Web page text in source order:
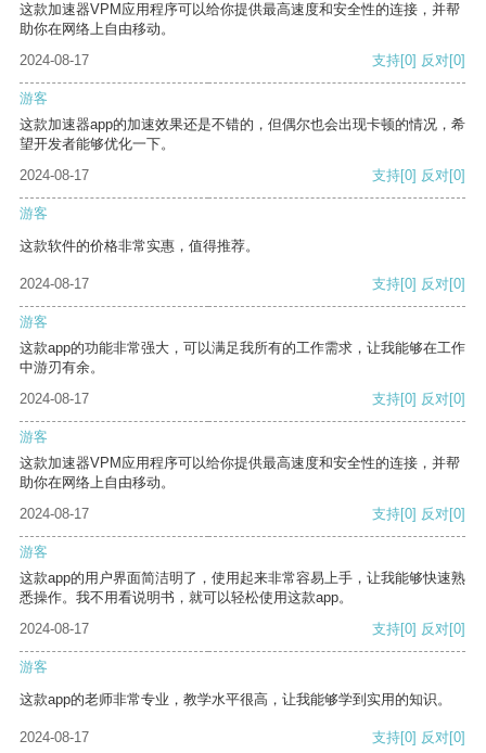
这款加速器VPM应用程序可以给你提供最高速度和安全性的连接，并帮
助你在网络上自由移动。
2024-08-17
支持[0] 反对[0]
游客
这款加速器app的加速效果还是不错的，但偶尔也会出现卡顿的情况，希
望开发者能够优化一下。
2024-08-17
支持[0] 反对[0]
游客
这款软件的价格非常实惠，值得推荐。
2024-08-17 支持[0] 反对[0]
游客
这款app的功能非常强大，可以满足我所有的工作需求，让我能够在工作
中游刃有余。
2024-08-17
支持[0] 反对[0]
游客
这款加速器VPM应用程序可以给你提供最高速度和安全性的连接，并帮
助你在网络上自由移动。
2024-08-17
支持[0] 反对[0]
游客
这款app的用户界面简洁明了，使用起来非常容易上手，让我能够快速熟
悉操作。我不用看说明书，就可以轻松使用这款app。
2024-08-17
支持[0] 反对[0]
游客
这款app的老师非常专业，教学水平很高，让我能够学到实用的知识。
2024-08-17 支持[0] 反对[0]